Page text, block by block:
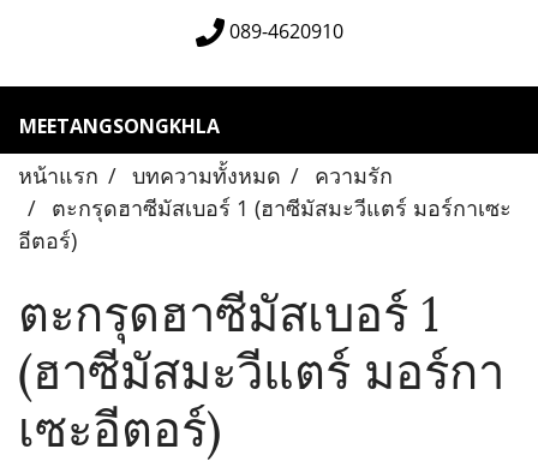
089-4620910
MEETANGSONGKHLA
หน้าแรก บทความทั้งหมด
ความรัก
ตะกรุดฮาซีมัสเบอร์ 1 (ฮาซีมัสมะวีแตร์ มอร์กาเซะ
อีตอร์)
ตะกรุดฮาซีมัสเบอร์ 1
(ฮาซีมัสมะวีแตร์ มอร์กา
เซะอีตอร์)